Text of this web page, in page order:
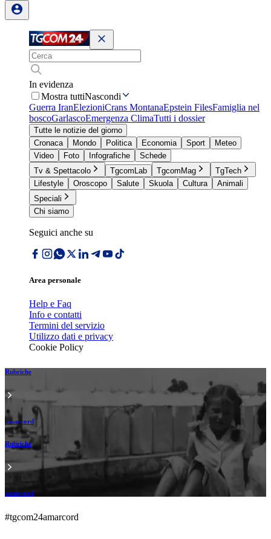
In evidenza
Mostra tuttiNascondi
Guerra IranElezioniCrans MontanaEpstein FilesFamiglia nel
boscoGarlascoEmergenza ClimaTutti i dossier
Tutte le notizie del giorno
Cronaca
Mondo Politica Economia Sport
Meteo
Video
Foto Infografiche
Schede
Tv & Spettacolo
TgcomLab TgcomMag
TgTech
Lifestyle
Oroscopo Salute Skuola Cultura
Animali
Speciali
Chi siamo
Seguici anche su
Area personale
Help e Faq
Info e contatti
Termini del servizio
Utilizzo dati e privacy
Cookie Policy
Rubriche
amarcord
Rubriche
amarcord
#tgcom24amarcord